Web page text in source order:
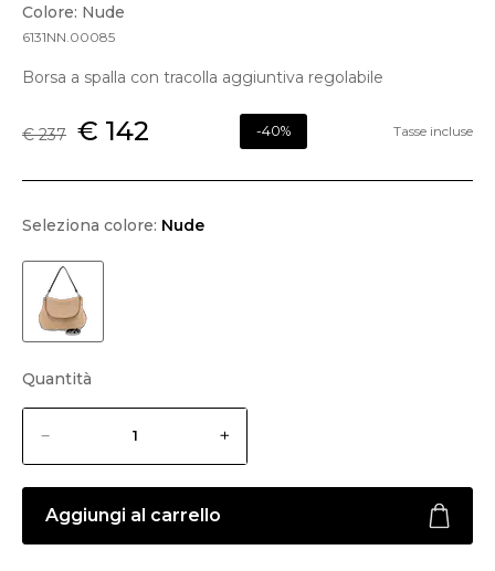
Colore: Nude
6131NN.00085
Borsa a spalla con tracolla aggiuntiva regolabile
€ 237 € 142 -40% Tasse incluse
Seleziona colore: Nude
Quantità
Aggiungi al carrello